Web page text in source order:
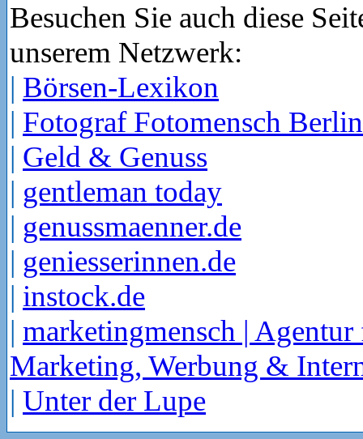
Besuchen Sie auch diese
unserem Netzwerk:
| Börsen-Lexikon
| Fotograf Fotomensch Berlin
| Geld & Genuss
| gentleman today
| genussmaenner.de
| geniesserinnen.de
| instock.de
| marketingmensch | Agentur
Marketing, Werbung &
| Unter der Lupe